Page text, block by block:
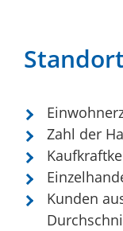
Zahl der
Kunden